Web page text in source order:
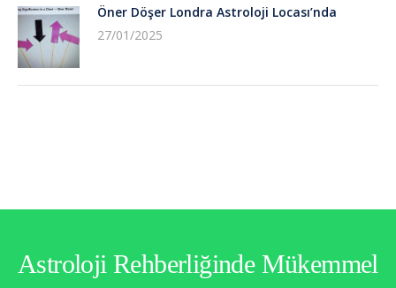
Öner Döşer Londra Astroloji Locası’nda
27/01/2025
Astroloji Rehberliğinde Mükemmel